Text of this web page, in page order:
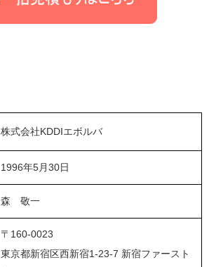
株式会社KDDIエボルバ
1996年5月30日
森 敬一
〒160-0023
東京都新宿区西新宿1-23-7 新宿ファースト